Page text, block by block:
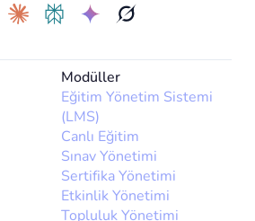
Modüller
Eğitim Yönetim Sistemi
(LMS)
Canlı Eğitim
Sınav Yönetimi
Sertifika Yönetimi
Etkinlik Yönetimi
Topluluk Yönetimi